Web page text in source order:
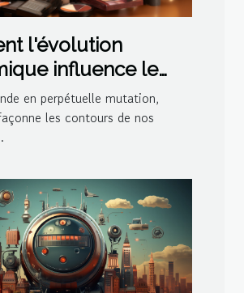
l'évolution
influence le
des produits de
en perpétuelle mutation,
les contours de nos